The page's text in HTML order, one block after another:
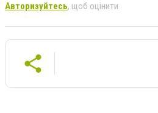
Авторизуйтесь, щоб оцінити